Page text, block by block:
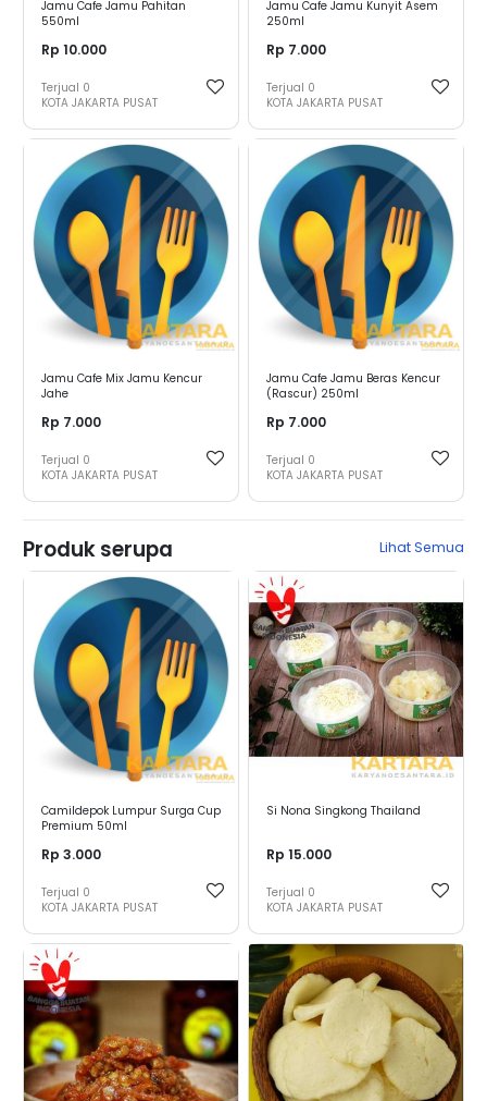
Jamu Cafe Jamu Pahitan
550ml
Rp 10.000
Terjual 0
KOTA JAKARTA PUSAT
Jamu Cafe Jamu Kunyit Asem
250ml
Rp 7.000
Terjual 0
KOTA JAKARTA PUSAT
Jamu Cafe Mix Jamu Kencur
Jahe
Rp 7.000
Terjual 0
KOTA JAKARTA PUSAT
Jamu Cafe Jamu Beras Kencur
(Rascur) 250ml
Rp 7.000
Terjual 0
KOTA JAKARTA PUSAT
Produk serupa Lihat Semua
Camildepok Lumpur Surga Cup
Premium 50ml
Rp 3.000
Terjual 0
KOTA JAKARTA PUSAT
Si Nona Singkong Thailand
Rp 15.000
Terjual 0
KOTA JAKARTA PUSAT